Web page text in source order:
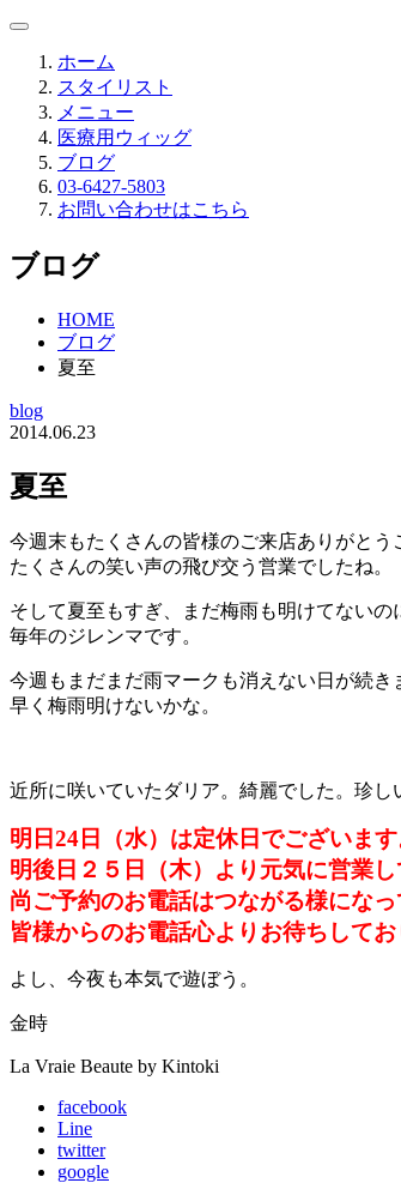
ホーム
スタイリスト
メニュー
医療用ウィッグ
ブログ
03-6427-5803
お問い合わせはこちら
ブログ
HOME
ブログ
夏至
blog
2014.06.23
夏至
今週末もたくさんの皆様のご来店ありがとう
たくさんの笑い声の飛び交う営業でしたね。
そして夏至もすぎ、まだ梅雨も明けてない
毎年のジレンマです。
今週もまだまだ雨マークも消えない日が続き
早く梅雨明けないかな。
近所に咲いていたダリア。綺麗でした。珍し
明日24日（水）は定休日でございます
明後日２５日（木）より元気に営業し
尚ご予約のお電話はつながる様になっ
皆様からのお電話心よりお待ちしてお
よし、今夜も本気で遊ぼう。
金時
La Vraie Beaute by Kintoki
facebook
Line
twitter
google